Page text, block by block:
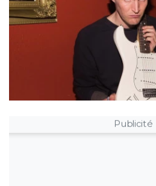
Publicité